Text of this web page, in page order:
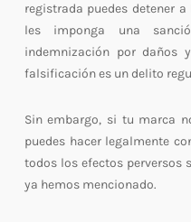
registrada puedes detener
les imponga una
indemnización por daños
falsificación es un delito
Sin embargo, si tu marca
puedes hacer legalmente
todos los efectos perversos
ya hemos mencionado.